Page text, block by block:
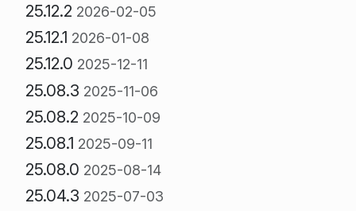
25.12.2 2026-02-05
25.12.1 2026-01-08
25.12.0 2025-12-11
25.08.3 2025-11-06
25.08.2 2025-10-09
25.08.1 2025-09-11
25.08.0 2025-08-14
25.04.3 2025-07-03